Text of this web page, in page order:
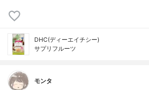
DHC(ディーエイチシー)
サプリフルーツ
モンタ